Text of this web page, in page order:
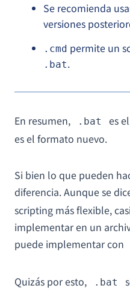
Se recomienda
versiones
.cmd permite un
.bat.
En resumen, .bat es
es el formato nuevo.
Si bien lo que pueden
diferencia. Aunque se
scripting más flexible,
implementar en un
puede implementar con
Quizás por esto, .bat